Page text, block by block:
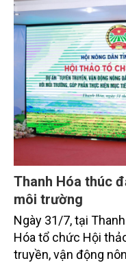
Thanh Hóa thúc
môi trường
Ngày 31/7, tại
Hóa tổ chức Hội
truyền, vận động